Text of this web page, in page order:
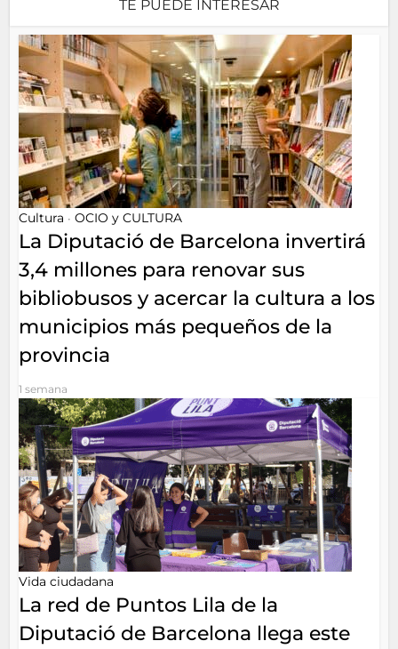
TE PUEDE INTERESAR
Cultura • OCIO y CULTURA
La Diputació de Barcelona invertirá
3,4 millones para renovar sus
bibliobusos y acercar la cultura a los
municipios más pequeños de la
provincia
1 semana
Vida ciudadana
La red de Puntos Lila de la
Diputació de Barcelona llega este